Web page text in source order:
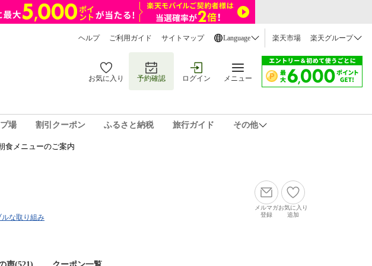
ヘルプ ご利用ガイド サイトマップ Language 楽天市場 楽天グループ
お気に入り 予約確認 ログイン メニュー
場 割引クーポン ふるさと納税 旅行ガイド その他
メニューのご案内
な取り組み
メルマガ
登録
お気に入り
追加